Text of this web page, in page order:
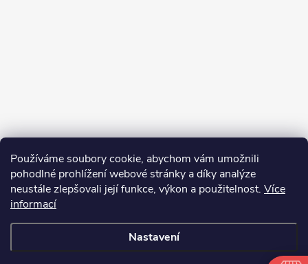
Používáme soubory cookie, abychom vám umožnili
pohodlné prohlížení webové stránky a díky analýze
neustále zlepšovali její funkce, výkon a použitelnost. Více
informací
Nastavení
Upravit nastavení